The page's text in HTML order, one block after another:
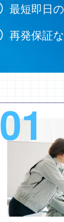
最短即日
再発保証
01